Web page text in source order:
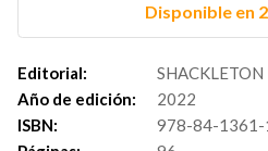
Disponible en
Editorial:
SHACKLETON
Año de edición:
2022
ISBN:
978-84-1361-